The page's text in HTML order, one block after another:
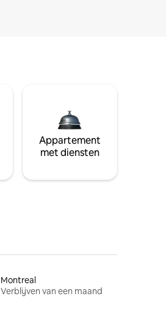
Appartement
met diensten
Montreal
Verblijven van een maand